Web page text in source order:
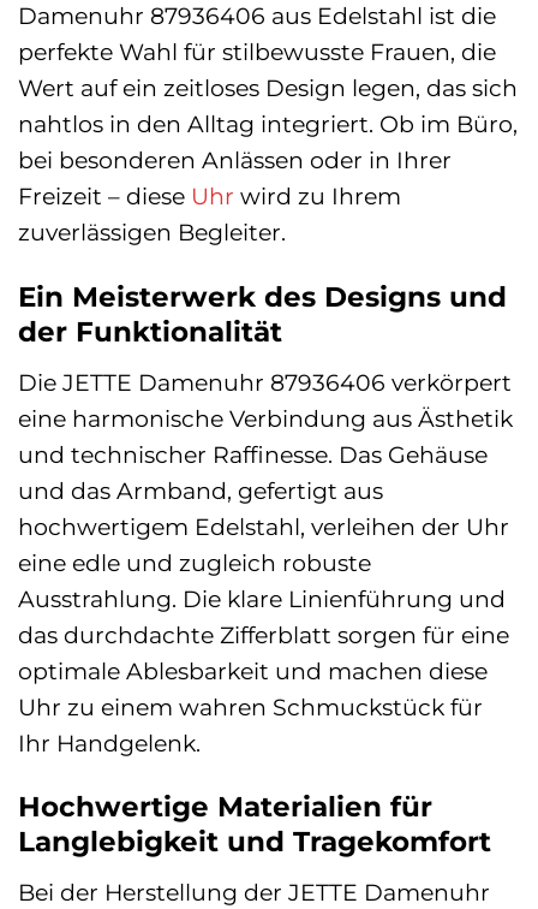
Damenuhr 87936406 aus Edelstahl ist die
perfekte Wahl für stilbewusste Frauen, die
Wert auf ein zeitloses Design legen, das sich
nahtlos in den Alltag integriert. Ob im Büro,
bei besonderen Anlässen oder in Ihrer
Freizeit – diese Uhr wird zu Ihrem
zuverlässigen Begleiter.
Ein Meisterwerk des Designs und
der Funktionalität
Die JETTE Damenuhr 87936406 verkörpert
eine harmonische Verbindung aus Ästhetik
und technischer Raffinesse. Das Gehäuse
und das Armband, gefertigt aus
hochwertigem Edelstahl, verleihen der Uhr
eine edle und zugleich robuste
Ausstrahlung. Die klare Linienführung und
das durchdachte Zifferblatt sorgen für eine
optimale Ablesbarkeit und machen diese
Uhr zu einem wahren Schmuckstück für
Ihr Handgelenk.
Hochwertige Materialien für
Langlebigkeit und Tragekomfort
Bei der Herstellung der JETTE Damenuhr